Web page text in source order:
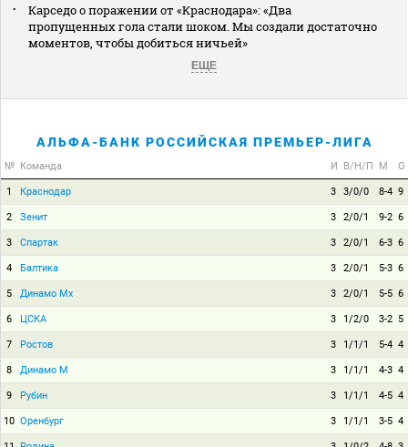
Карседо о поражении от «Краснодара»: «Два
пропущенных гола стали шоком. Мы создали достаточно
моментов, чтобы добиться ничьей»
ЕЩЕ
АЛЬФА-БАНК РОССИЙСКАЯ ПРЕМЬЕР-ЛИГА
№ Команда И В/Н/П М О
1 Краснодар 3 3/0/0 8-4 9
2 Зенит 3 2/0/1 9-2 6
3 Спартак 3 2/0/1 6-3 6
4 Балтика 3 2/0/1 5-3 6
5 Динамо Мх 3 2/0/1 5-5 6
6 ЦСКА 3 1/2/0 3-2 5
7 Ростов 3 1/1/1 5-4 4
8 Динамо М 3 1/1/1 4-3 4
9 Рубин 3 1/1/1 4-5 4
10 Оренбург 3 1/1/1 3-5 4